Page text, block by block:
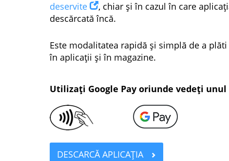
deservite
, chiar și în cazul în care
descărcată încă.
Este modalitatea rapidă și simplă de a
în aplicații și în magazine.
Utilizați Google Pay oriunde vedeți
DESCARCĂ APLICAȚIA